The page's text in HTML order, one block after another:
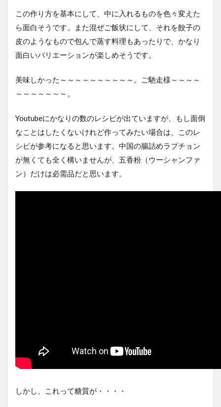
この作り方を基本にして、中に入れるものを色々変えた
ら面白そうです。また混ぜご飯状にして、それを餃子の
皮のようなもので包んで蒸す料理もあったりで、かなり
面白いバリエーションが楽しめそうです。
美味しかった～～～～～～～～～～。ご馳走様～～～～
～～～～～～～。
Youtubeにかなりの数のレシピが出ていますが、もし面倒
なことはしたくないけれど作ってみたい場合は、このレ
シピが参考になると思います。中国の腸詰めラプチョン
が無くても全く構いませんが、五香粉（ウーシャンファ
ン）だけは必需品だと思います。
しかし、これって糖質が・・・・